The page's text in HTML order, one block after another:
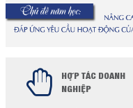
HỢP TÁC DOANH
NGHIỆP